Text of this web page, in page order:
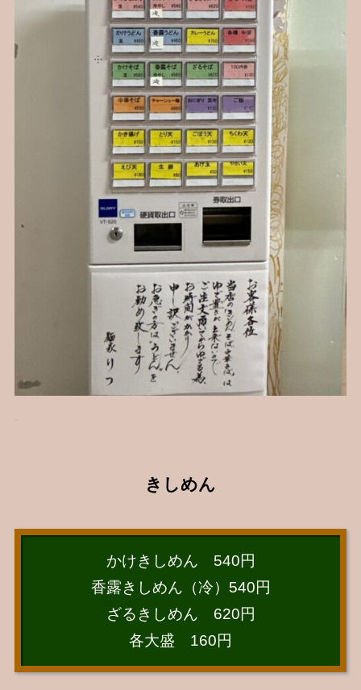
きしめん
かけきしめん 540円
香露きしめん（冷）540円
ざるきしめん 620円
各大盛 160円